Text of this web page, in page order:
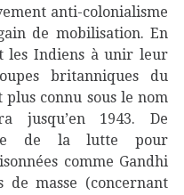
anti-colonialisme
de mobilisation. En
les Indiens à unir leur
britanniques du
connu sous le nom
jusqu’en 1943. De
de la lutte pour
comme Gandhi
de masse (concernant